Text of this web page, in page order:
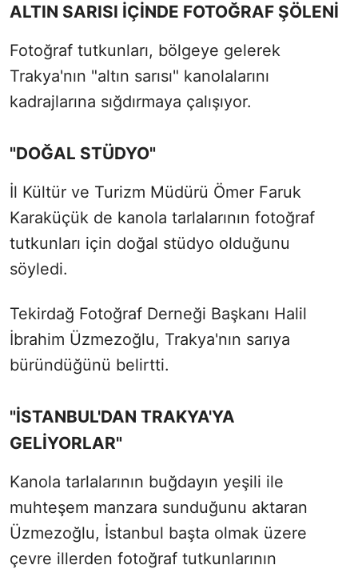
ALTIN SARISI İÇİNDE FOTOĞRAF ŞÖLENİ
Fotoğraf tutkunları, bölgeye gelerek
Trakya'nın "altın sarısı" kanolalarını
kadrajlarına sığdırmaya çalışıyor.
"DOĞAL STÜDYO"
İl Kültür ve Turizm Müdürü Ömer Faruk
Karaküçük de kanola tarlalarının fotoğraf
tutkunları için doğal stüdyo olduğunu
söyledi.
Tekirdağ Fotoğraf Derneği Başkanı Halil
İbrahim Üzmezoğlu, Trakya'nın sarıya
büründüğünü belirtti.
"İSTANBUL'DAN TRAKYA'YA
GELİYORLAR"
Kanola tarlalarının buğdayın yeşili ile
muhteşem manzara sunduğunu aktaran
Üzmezoğlu, İstanbul başta olmak üzere
çevre illerden fotoğraf tutkunlarının